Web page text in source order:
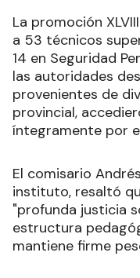
La promoción
a 53 técnicos
14 en Seguridad
las autoridades
provenientes de
provincial,
íntegramente por
El comisario
instituto, resaltó
"profunda justicia
estructura
mantiene firme